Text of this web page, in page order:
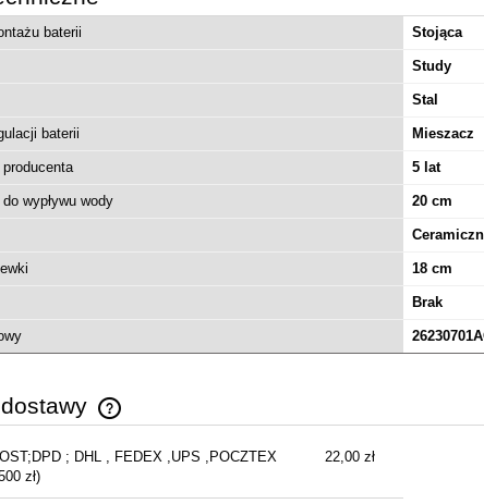
10319075-01-01L
baterii Stojąca
Study
Stal
baterii Mieszacz
5 lat
wypływu wody 20 cm
18 cm
Brak
Cena nie zawiera ewentualnych kosztów
; DHL , FEDEX ,UPS ,POCZTEX
zł)
22,00 zł